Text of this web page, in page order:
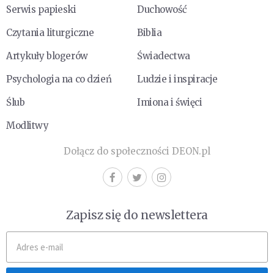
Serwis papieski
Duchowość
Czytania liturgiczne
Biblia
Artykuły blogerów
Świadectwa
Psychologia na co dzień
Ludzie i inspiracje
Ślub
Imiona i święci
Modlitwy
Dołącz do społeczności DEON.pl
Zapisz się do newslettera